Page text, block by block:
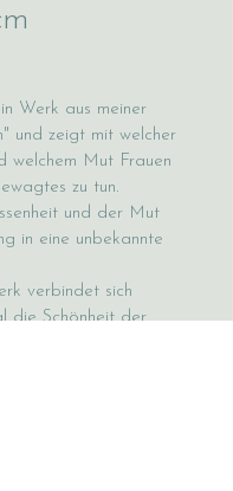
Werk aus meiner
und zeigt mit welcher
welchem Mut Frauen
zu tun.
und der Mut
in eine unbekannte
verbindet sich
die Schönheit der